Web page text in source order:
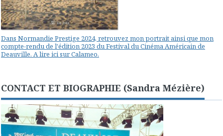
Dans Normandie Prestige 2024, retrouvez mon portrait ainsi que mon
compte-rendu de l'édition 2023 du Festival du Cinéma Américain de
Deauville. A lire ici sur Calameo.
CONTACT ET BIOGRAPHIE (Sandra Mézière)